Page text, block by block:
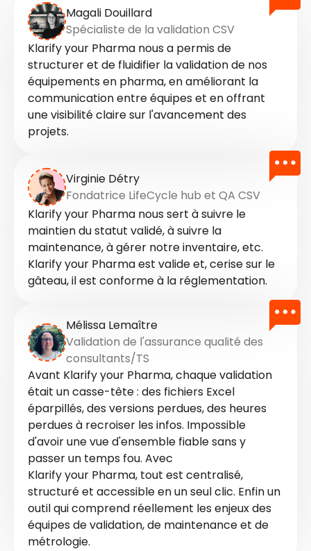
Magali Douillard
Spécialiste de la validation CSV
Klarify your Pharma nous a permis de
structurer et de fluidifier la validation de nos
équipements en pharma, en améliorant la
communication entre équipes et en offrant
une visibilité claire sur l'avancement des
projets.
Virginie Détry
Fondatrice LifeCycle hub et QA CSV
Klarify your Pharma nous sert à suivre le
maintien du statut validé, à suivre la
maintenance, à gérer notre inventaire, etc.
Klarify your Pharma est valide et, cerise sur le
gâteau, il est conforme à la réglementation.
Mélissa Lemaître
Validation de l'assurance qualité des
consultants/TS
Avant Klarify your Pharma, chaque validation
était un casse-tête : des fichiers Excel
éparpillés, des versions perdues, des heures
perdues à recroiser les infos. Impossible
d'avoir une vue d'ensemble fiable sans y
passer un temps fou. Avec
Klarify your Pharma, tout est centralisé,
structuré et accessible en un seul clic. Enfin un
outil qui comprend réellement les enjeux des
équipes de validation, de maintenance et de
métrologie.